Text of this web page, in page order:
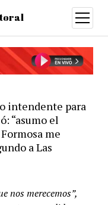
open
menu
intendente para
“asumo el
me
a Las
nos merecemos”,